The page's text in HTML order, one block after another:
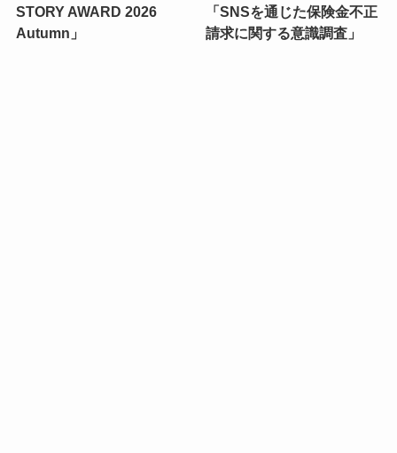
STORY AWARD 2026
Autumn」
「SNSを通じた保険金不正
請求に関する意識調査」